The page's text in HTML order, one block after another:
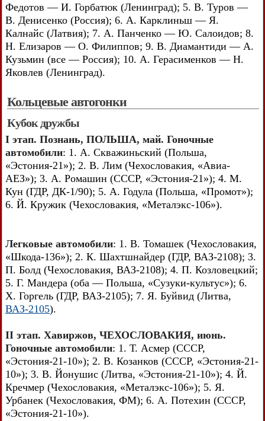
Федотов — И. Горбатюк (Ленинград); 5. В. Туров —
В. Денисенко (Россия); 6. А. Карклиньш — Я.
Калнайс (Латвия); 7. А. Панченко — Ю. Салоидов; 8.
Н. Елизаров — О. Филиппов; 9. В. Диамантиди — А.
Кузьмин (все — Россия); 10. А. Герасименков — Н.
Яковлев (Ленинград).
Кольцевые автогонки
Кубок дружбы
I этап. Познань, ПОЛЬША, май. Гоночные
автомобили: 1. А. Скважиньский (Польша,
«Эстония-21»); 2. В. Лим (Чехословакия, «Авиа-
АЕЗ»); 3. А. Ромашин (СССР, «Эстония-21»); 4. М.
Кун (ГДР, ДК-1/90); 5. А. Годула (Польша, «Промот»);
6. Й. Кружик (Чехословакия, «Металэкс-106»).
Легковые автомобили: 1. В. Томашек (Чехословакия,
«Шкода-136»); 2. К. Шахтшнайдер (ГДР, ВАЗ-2108); 3.
П. Болд (Чехословакия, ВАЗ-2108); 4. П. Козловецкий;
5. Г. Мандера (оба — Польша, «Сузуки-культус»); 6.
X. Горгель (ГДР, ВАЗ-2105); 7. Я. Буйвид (Литва,
ВАЗ-2105).
II этап. Хавиржов, ЧЕХОСЛОВАКИЯ, июнь.
Гоночные автомобили: 1. Т. Асмер (СССР,
«Эстония-21-10»); 2. В. Козанков (СССР, «Эстония-21-
10»); 3. В. Йонушис (Литва, «Эстония-21-10»); 4. Й.
Кречмер (Чехословакия, «Металэкс-106»); 5. Я.
Урбанек (Чехословакия, ФМ); 6. А. Потехин (СССР,
«Эстония-21-10»).